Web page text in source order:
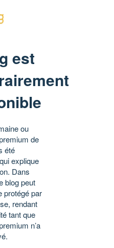
est
ou
de
été
explique
Dans
blog peut
protégé par
rendant
tant que
n’a